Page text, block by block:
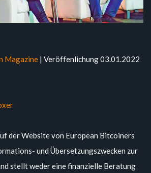
Magazine | Veröffenlichung 03.01.2022
der Website von European Bitcoiners
und Übersetzungszwecken zur
stellt weder eine finanzielle Beratung